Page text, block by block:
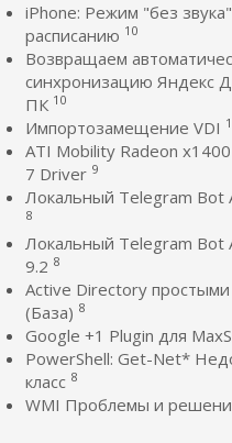
iPhone: Режим "без
расписанию 10
Возвращаем
синхронизацию Яндекс
ПК 10
Импортозамещение VDI
ATI Mobility Radeon
7 Driver 9
Локальный Telegram Bot
8
Локальный Telegram Bot
9.2 8
Active Directory простыми
(База) 8
Google +1 Plugin для
PowerShell: Get-Net*
класс 8
WMI Проблемы и